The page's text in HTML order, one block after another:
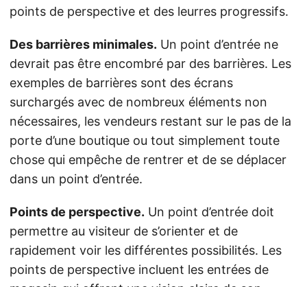
points de perspective et des leurres progressifs.
Des barrières minimales. Un point d’entrée ne
devrait pas être encombré par des barrières. Les
exemples de barrières sont des écrans
surchargés avec de nombreux éléments non
nécessaires, les vendeurs restant sur le pas de la
porte d’une boutique ou tout simplement toute
chose qui empêche de rentrer et de se déplacer
dans un point d’entrée.
Points de perspective. Un point d’entrée doit
permettre au visiteur de s’orienter et de
rapidement voir les différentes possibilités. Les
points de perspective incluent les entrées de